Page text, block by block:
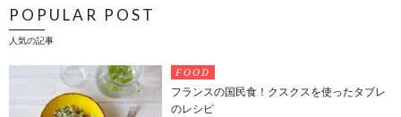
POPULAR POST
人気の記事
FOOD
フランスの国民食！クスクスを使ったタブレ
のレシピ